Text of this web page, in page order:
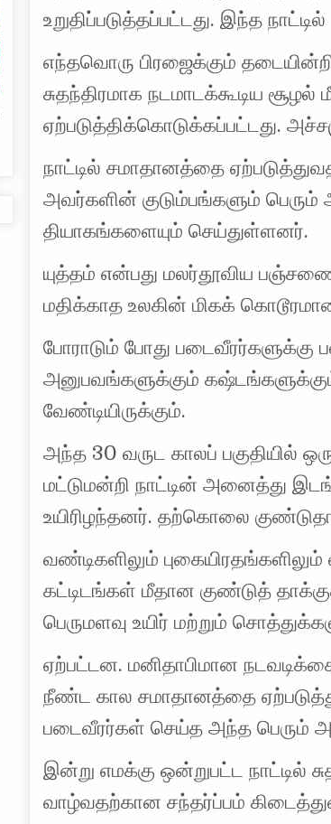
உறுதிப்படுத்தப்பட்டது. இந்த நாட்டில்
எந்தவொரு பிரஜைக்கும்
சுதந்திரமாக நடமாடக்கூடிய
ஏற்படுத்திக்கொடுக்கப்பட்டது.
நாட்டில் சமாதானத்தை
அவர்களின் குடும்பங்களும் பெரும்
தியாகங்களையும் செய்துள்ளனர்.
யுத்தம் என்பது மலர்தூவிய
மதிக்காத உலகின் மிகக்
போராடும் போது படைவீரர்களுக்கு
அனுபவங்களுக்கும்
வேண்டியிருக்கும்.
அந்த 30 வருட காலப் பகுதியில் ஒரு
மட்டுமன்றி நாட்டின் அனைத்து
உயிரிழந்தனர். தற்கொலை
வண்டிகளிலும்
கட்டிடங்கள் மீதான குண்டுத்
பெருமளவு உயிர் மற்றும்
ஏற்பட்டன. மனிதாபிமான
நீண்ட கால சமாதானத்தை
படைவீரர்கள் செய்த அந்த பெரும்
இன்று எமக்கு ஒன்றுபட்ட நாட்டில்
வாழ்வதற்கான சந்தர்ப்பம்